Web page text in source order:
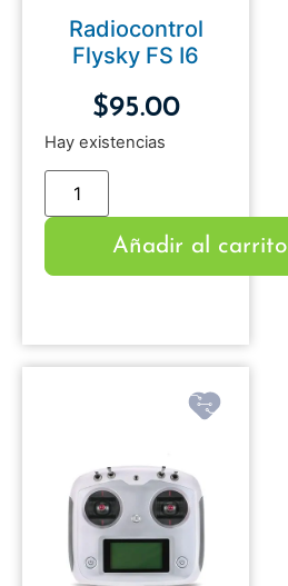
Radiocontrol
Flysky FS I6
$95.00
Hay existencias
Añadir al carrito